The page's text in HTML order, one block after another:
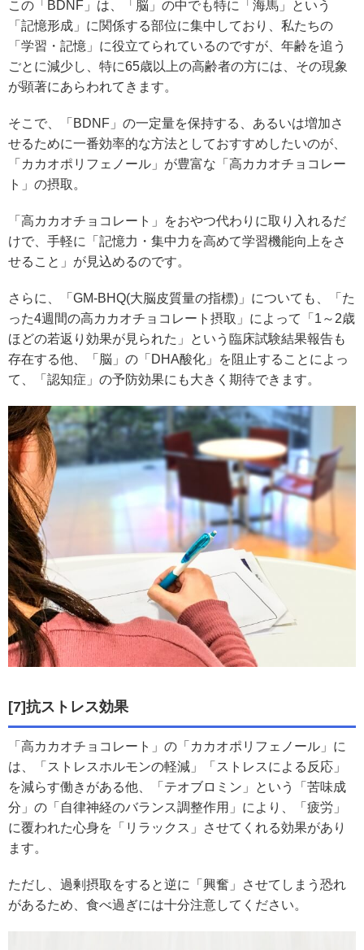
この「BDNF」は、「脳」の中でも特に「海馬」という
「記憶形成」に関係する部位に集中しており、私たちの
「学習・記憶」に役立てられているのですが、年齢を追う
ごとに減少し、特に65歳以上の高齢者の方には、その現象
が顕著にあらわれてきます。
そこで、「BDNF」の一定量を保持する、あるいは増加さ
せるために一番効率的な方法としておすすめしたいのが、
「カカオポリフェノール」が豊富な「高カカオチョコレー
ト」の摂取。
「高カカオチョコレート」をおやつ代わりに取り入れるだ
けで、手軽に「記憶力・集中力を高めて学習機能向上をさ
せること」が見込めるのです。
さらに、「GM-BHQ(大脳皮質量の指標)」についても、「た
った4週間の高カカオチョコレート摂取」によって「1～2歳
ほどの若返り効果が見られた」という臨床試験結果報告も
存在する他、「脳」の「DHA酸化」を阻止することによっ
て、「認知症」の予防効果にも大きく期待できます。
[7]抗ストレス効果
「高カカオチョコレート」の「カカオポリフェノール」に
は、「ストレスホルモンの軽減」「ストレスによる反応」
を減らす働きがある他、「テオブロミン」という「苦味成
分」の「自律神経のバランス調整作用」により、「疲労」
に覆われた心身を「リラックス」させてくれる効果があり
ます。
ただし、過剰摂取をすると逆に「興奮」させてしまう恐れ
があるため、食べ過ぎには十分注意してください。